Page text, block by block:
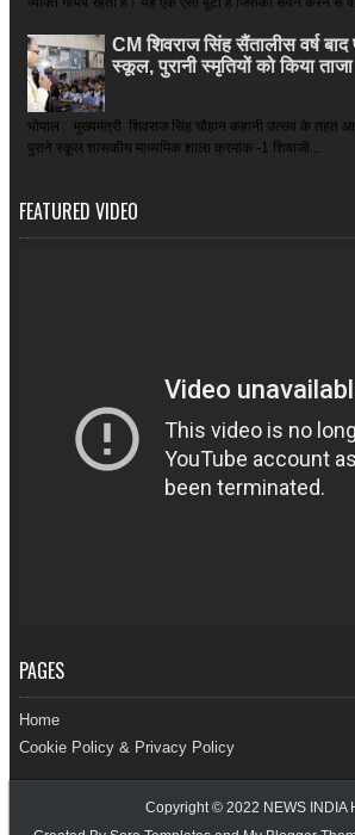
CM शिवराज सिंह सैंतालीस वर्ष
स्कूल, पुरानी स्मृतियों को किया ताजा
भोपाल : मुख्यमंत्री शिवराज सिंह चौहान कहानी उत्सव के तहत
पुराने स्कूल शासकीय माध्यमिक शाला क्रमांक -1 शिवाजी...
FEATURED VIDEO
PAGES
Home
Cookie Policy & Privacy Policy
Copyright © 2022 NEWS INDIA